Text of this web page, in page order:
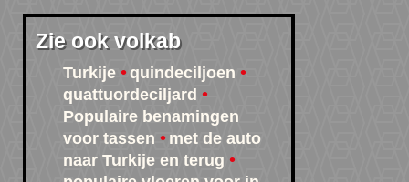
Zie ook volkab
Turkije
quindeciljoen
quattuordeciljard
Populaire benamingen
voor tassen
met de auto
naar Turkije en terug